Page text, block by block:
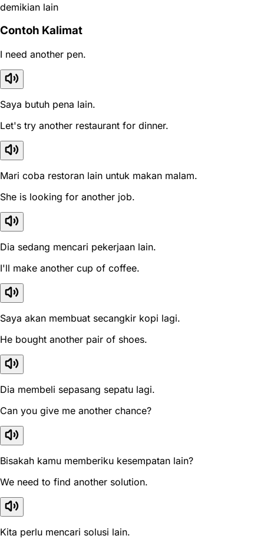
demikian lain
Contoh Kalimat
I need another pen.
Saya butuh pena lain.
Let's try another restaurant for dinner.
Mari coba restoran lain untuk makan malam.
She is looking for another job.
Dia sedang mencari pekerjaan lain.
I'll make another cup of coffee.
Saya akan membuat secangkir kopi lagi.
He bought another pair of shoes.
Dia membeli sepasang sepatu lagi.
Can you give me another chance?
Bisakah kamu memberiku kesempatan lain?
We need to find another solution.
Kita perlu mencari solusi lain.